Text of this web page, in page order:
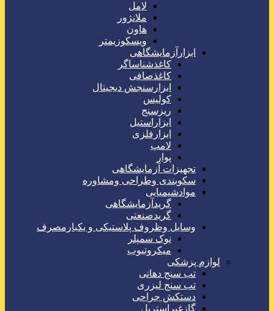
لامل
ملانژور
هاون
ویسکوزیمتر
ابزارآزمایشگاهی
کاغذشناساگر
کاغذصافی
ابزارسنجش دیجیتال
کولیس
ریزسنج
ابزاراستیل
ابزارفلزی
لامپ
پوار
تجهیزات آزمایشگاهی
سکوبندی وطراحی ومشاوره
موادشیمیایی
گریدآزمایشگاهی
گریدصنعتی
وسایل وظروف پلاستیکی و یکبارمصرف
نوک سمپلر
میکروتیوب
لوازم پزشکی
تب سنج دهانی
تب سنج لیزری
دستکش جراحی
گازغیراستریل